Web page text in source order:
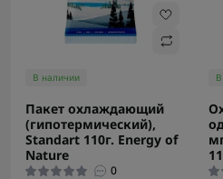
В наличии
Пакет охлаждающий
(гипотермический),
Standart 110г. Energy of
Nature
0